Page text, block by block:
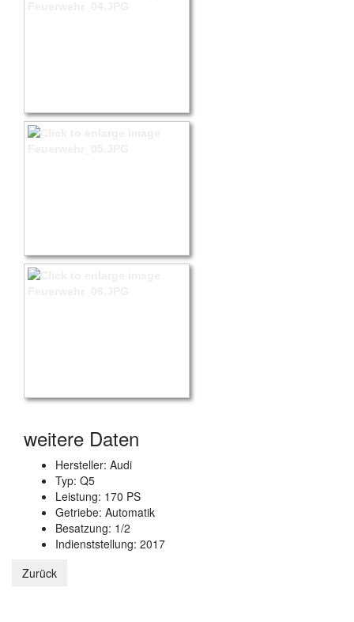
weitere Daten
Hersteller: Audi
Typ: Q5
Leistung: 170 PS
Getriebe: Automatik
Besatzung: 1/2
Indienststellung: 2017